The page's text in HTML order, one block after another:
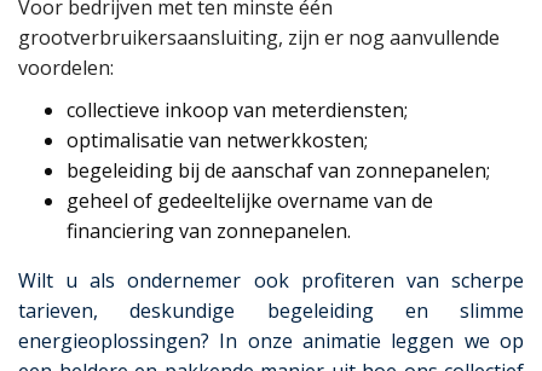
Voor bedrijven met ten minste één
grootverbruikersaansluiting, zijn er nog aanvullende
voordelen:
collectieve inkoop van meterdiensten;
optimalisatie van netwerkkosten;
begeleiding bij de aanschaf van zonnepanelen;
geheel of gedeeltelijke overname van de
financiering van zonnepanelen.
Wilt u als ondernemer ook profiteren van scherpe
tarieven, deskundige begeleiding en slimme
energieoplossingen? In onze animatie leggen we op